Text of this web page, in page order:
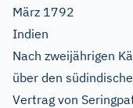
März 1792
Indien
Nach zweijährigen
über den
Vertrag von